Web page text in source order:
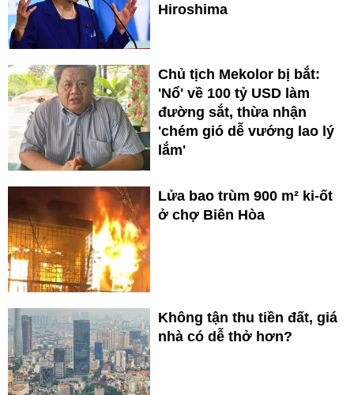
Hiroshima
Chủ tịch Mekolor bị bắt:
'Nổ' về 100 tỷ USD làm
đường sắt, thừa nhận
'chém gió dễ vướng lao lý
lắm'
Lửa bao trùm 900 m² ki-ốt
ở chợ Biên Hòa
Không tận thu tiền đất, giá
nhà có dễ thở hơn?